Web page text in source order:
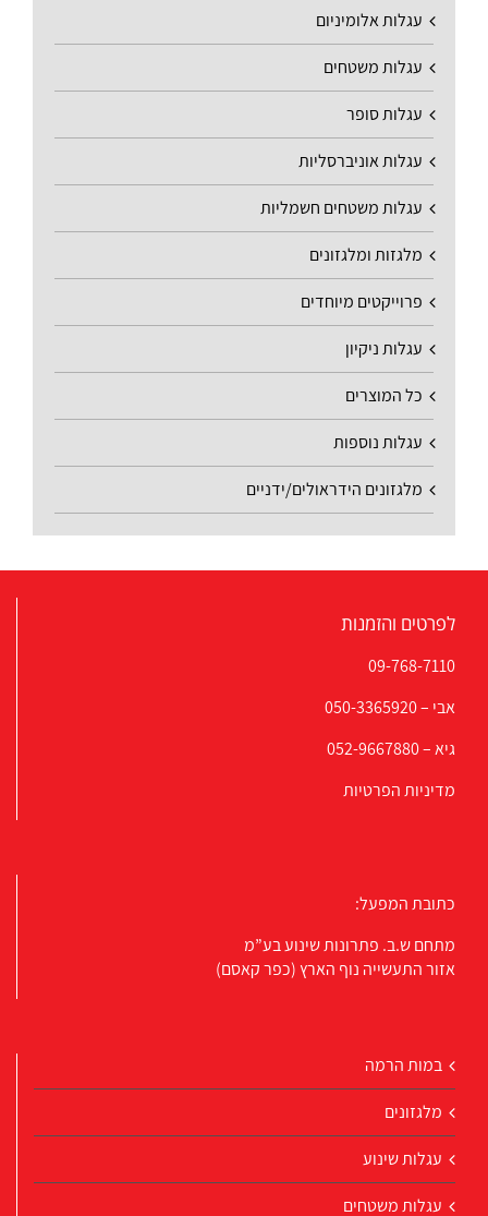
עגלות אלומיניום
עגלות משטחים
עגלות סופר
עגלות אוניברסליות
עגלות משטחים חשמליות
מלגזות ומלגזונים
פרוייקטים מיוחדים
עגלות ניקיון
כל המוצרים
עגלות נוספות
מלגזונים הידראולים/ידניים
לפרטים והזמנות
09-768-7110
אבי –050-3365920
גיא –052-9667880
מדיניות הפרטיות
כתובת המפעל:
מתחם ש.ב. פתרונות שינוע בע”מ
אזור התעשייה נוף הארץ (כפר קאסם)
במות הרמה
מלגזונים
עגלות שינוע
עגלות משטחים